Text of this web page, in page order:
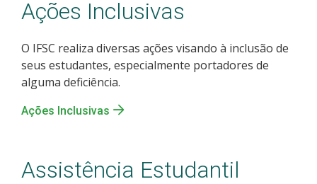
Representação Estudantil
Ações Inclusivas
O IFSC realiza diversas ações visando à inclusão de
seus estudantes, especialmente portadores de
alguma deficiência.
Ações Inclusivas
Assistência Estudantil